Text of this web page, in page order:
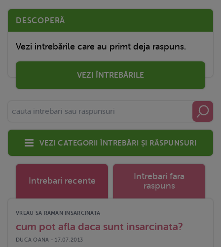
DESCOPERĂ
Vezi intrebările care au primt deja raspuns.
VEZI ÎNTREBĂRILE
Vezi categorii întrebări și răspunsuri
Intrebari recente
Intrebari fara
raspuns
VREAU SA RAMAN INSARCINATA
cum pot afla daca sunt insarcinata?
DUCA OANA - 17.07.2013